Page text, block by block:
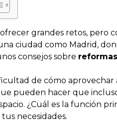
grandes retos,
ciudad como Madrid,
consejos sobre
de cómo
pueden hacer que
¿Cuál es la función
necesidades.